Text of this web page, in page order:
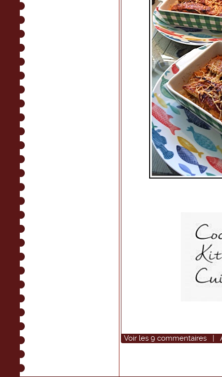
Voir les 9 commentaires |